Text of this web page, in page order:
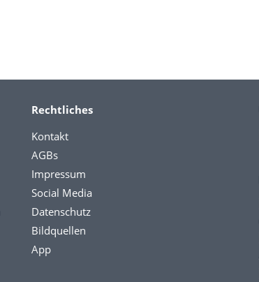
Rechtliches
Kontakt
AGBs
Impressum
Social Media
Datenschutz
Bildquellen
App